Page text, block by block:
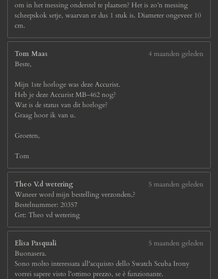
om in het messing onderstel te plaatsen? Het is zo’n messing
scheepskok setje, waarvan er dus 1 stuk is. Diameter ongeveer 10
cm.
Tom Maas
4 maanden geleden
Beste,
Mijn 1ste horloge was deze Accurist.
Heb je deze Accurist MB-462 nog?
Wat is de status van dit horloge?
Graag hoor ik van u.
Groeten,
Tom
Theo V.d wetering
5 maanden geleden
Waneer word mijn bestelling verzonden,?
Bestelnummer: 20357
Grt: Theo vd wetering
Elisa Pasquali
5 maanden geleden
Buonasera.
Sono molto interessata all'acquisto dello Swatch Scuba Irony
vorrei sapere visto l'ottimo prezzo, se è funzionante.